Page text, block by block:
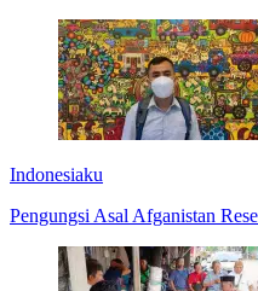
Indonesiaku
Pengungsi Asal Afganistan